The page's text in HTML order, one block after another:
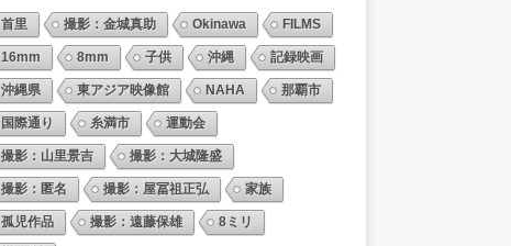
首里 撮影：金城真助 Okinawa FILMS
16mm 8mm 子供 沖縄 記録映画
沖縄県 東アジア映像館 NAHA 那覇市
国際通り 糸満市 運動会
撮影：山里景吉 撮影：大城隆盛
撮影：匿名 撮影：屋冨祖正弘 家族
孤児作品 撮影：遠藤保雄 8ミリ